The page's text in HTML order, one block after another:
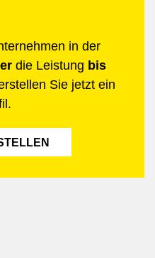
in der
die Leistung bis
Sie jetzt ein